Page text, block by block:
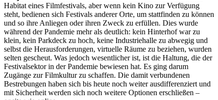
Habitat eines Filmfestivals, aber wenn kein Kino zur Verfügung
steht, bedienen sich Festivals anderer Orte, um stattfinden zu können
und so ihre Anliegen oder ihren Zweck zu erfüllen. Dies wurde
während der Pandemie mehr als deutlich: kein Hinterhof war zu
klein, kein Parkdeck zu hoch, keine Industriehalle zu abwegig und
selbst die Herausforderungen, virtuelle Räume zu beziehen, wurden
selten gescheut. Was jedoch wesentlicher ist, ist die Haltung, die der
Festivalsektor in der Pandemie bewiesen hat. Es ging darum
Zugänge zur Filmkultur zu schaffen. Die damit verbundenen
Bestrebungen haben sich bis heute noch weiter ausdifferenziert und
mit Sicherheit werden sich noch weitere Optionen erschließen –